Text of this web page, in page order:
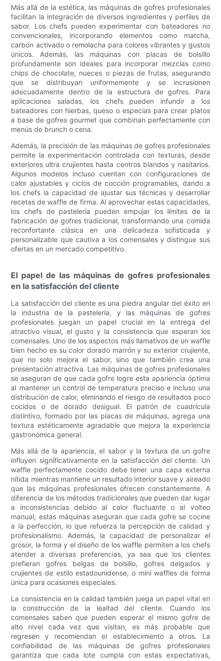
Más allá de la estética, las máquinas de gofres profesionales
facilitan la integración de diversos ingredientes y perfiles de
sabor. Los chefs pueden experimentar con bateadores no
convencionales, incorporando elementos como matcha,
carbón activado o remolacha para colores vibrantes y gustos
únicos. Además, las máquinas con placas de bolsillo
profundamente son ideales para incorporar mezclas como
chips de chocolate, nueces o piezas de frutas, asegurando
que se distribuyan uniformemente y se incrusionen
adecuadamente dentro de la estructura de gofres. Para
aplicaciones saladas, los chefs pueden infundir a los
bateadores con hierbas, queso o especias para crear platos
a base de gofres gourmet que combinan perfectamente con
menús de brunch o cena.
Además, la precisión de las máquinas de gofres profesionales
permite la experimentación controlada con texturas, desde
exteriores ultra crujientes hasta centros blandos y nasitarios.
Algunos modelos incluso cuentan con configuraciones de
calor ajustables y ciclos de cocción programables, dando a
los chefs la capacidad de ajustar sus técnicas y desarrollar
recetas de waffle de firma. Al aprovechar estas capacidades,
los chefs de pastelería pueden empujar los límites de la
fabricación de gofres tradicional, transformando una comida
reconfortante clásica en una delicadeza sofisticada y
personalizable que cautiva a los comensales y distingue sus
ofertas en un mercado competitivo.
El papel de las máquinas de gofres profesionales
en la satisfacción del cliente
La satisfacción del cliente es una piedra angular del éxito en
la industria de la pastelería, y las máquinas de gofres
profesionales juegan un papel crucial en la entrega del
atractivo visual, el gusto y la consistencia que esperan los
comensales. Uno de los aspectos más llamativos de un waffle
bien hecho es su color dorado marrón y su exterior crujiente,
que no solo mejora el sabor, sino que también crea una
presentación atractiva. Las máquinas de gofres profesionales
se aseguran de que cada gofre logre esta apariencia óptima
al mantener un control de temperatura preciso e incluso una
distribución de calor, eliminando el riesgo de resultados poco
cocidos o de dorado desigual. El patrón de cuadrícula
distintivo, formado por las placas de máquinas, agrega una
textura estéticamente agradable que mejora la experiencia
gastronómica general.
Más allá de la apariencia, el sabor y la textura de un gofre
influyen significativamente en la satisfacción del cliente. Un
waffle perfectamente cocido debe tener una capa externa
nítida mientras mantiene un resultado interior suave y aireado
que las máquinas profesionales ofrecen constantemente. A
diferencia de los métodos tradicionales que pueden dar lugar
a inconsistencias debido al calor fluctuante o al volteo
manual, estas máquinas aseguran que cada gofre se cocine
a la perfección, lo que refuerza la percepción de calidad y
profesionalismo. Además, la capacidad de personalizar el
grosor, la forma y el diseño de los waffle permiten a los chefs
atender a diversas preferencias, ya sea que los clientes
prefieran gofres belgas de bolsillo, gofres delgados y
crujientes de estilo estadounidense, o mini waffles de forma
única para ocasiones especiales.
La consistencia en la calidad también juega un papel vital en
la construcción de la lealtad del cliente. Cuando los
comensales saben que pueden esperar el mismo gofre de
alto nivel cada vez que visitan, es más probable que
regresen y recomiendan el establecimiento a otros. La
confiabilidad de las máquinas de gofres profesionales
garantiza que cada lote cumpla con estas expectativas,